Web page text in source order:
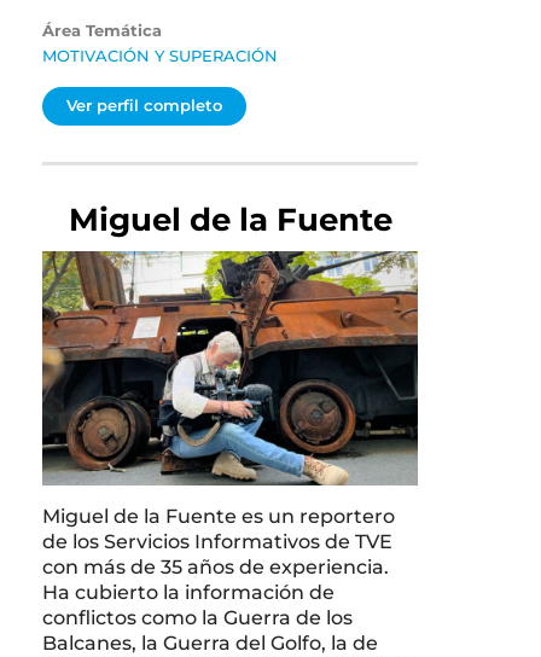
Área Temática
MOTIVACIÓN Y SUPERACIÓN
Ver perfil completo
Miguel de la Fuente
Miguel de la Fuente es un reportero
de los Servicios Informativos de TVE
con más de 35 años de experiencia.
Ha cubierto la información de
conflictos como la Guerra de los
Balcanes, la Guerra del Golfo, la de